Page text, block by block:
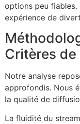
options peu
expérience de
Critères de
Notre analyse
approfondis. Nous
la qualité de
La fluidité du